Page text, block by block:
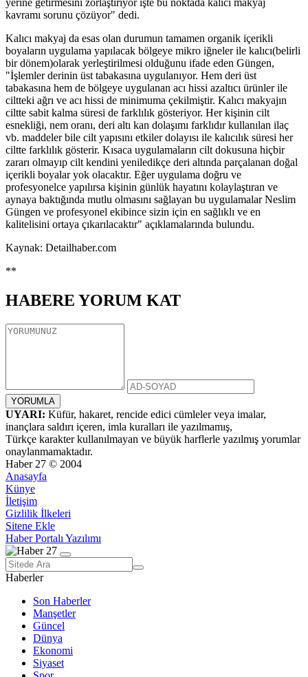
yerine getirmesini zorlaştırıyor işte bu noktada kalıcı makyaj
kavramı sorunu çözüyor" dedi.
Kalıcı makyaj da esas olan durumun tamamen organik içerikli
boyaların uygulama yapılacak bölgeye mikro iğneler ile kalıcı(belirli
bir dönem)olarak yerleştirilmesi olduğunu ifade eden Güngen,
"İşlemler derinin üst tabakasına uygulanıyor. Hem deri üst
tabakasına hem de bölgeye uygulanan acı hissi azaltıcı ürünler ile
ciltteki ağrı ve acı hissi de minimuma çekilmiştir. Kalıcı makyajın
ciltte sabit kalma süresi de farklılık gösteriyor. Her kişinin cilt
esnekliği, nem oranı, deri altı kan dolaşımı farklıdır kullanılan ilaç
vb. maddeler bile cilt yapısını etkiler dolayısı ile kalıcılık süresi her
ciltte farklılık gösterir. Kısaca uygulamaların cilt dokusuna hiçbir
zararı olmayıp cilt kendini yeniledikçe deri altında parçalanan doğal
içerikli boyalar yok olacaktır. Eğer uygulama doğru ve
profesyonelce yapılırsa kişinin günlük hayatını kolaylaştıran ve
aynaya baktığında mutlu olmasını sağlayan bu uygulamalar Neslim
Güngen ve profesyonel ekibince sizin için en sağlıklı ve en
kalitelisini ortaya çıkarılacaktır" açıklamalarında bulundu.
Kaynak: Detailhaber.com
**
HABERE YORUM KAT
UYARI: Küfür, hakaret, rencide edici cümleler veya imalar,
inançlara saldırı içeren, imla kuralları ile yazılmamış,
Türkçe karakter kullanılmayan ve büyük harflerle yazılmış yorumlar
onaylanmamaktadır.
Haber 27 © 2004
Anasayfa
Künye
İletişim
Gizlilik İlkeleri
Sitene Ekle
Haber Portalı Yazılımı
Haberler
Son Haberler
Manşetler
Güncel
Dünya
Ekonomi
Siyaset